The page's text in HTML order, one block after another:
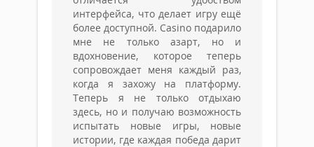
интерфейса, что делает игру ещё
более доступной. Casino подарило
мне не только азарт, но и
вдохновение, которое теперь
сопровождает меня каждый раз,
когда я захожу на платформу.
Теперь я не только отдыхаю
здесь, но и получаю возможность
испытать новые игры, новые
истории, где каждая победа дарит